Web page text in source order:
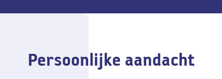
Persoonlijke aandacht